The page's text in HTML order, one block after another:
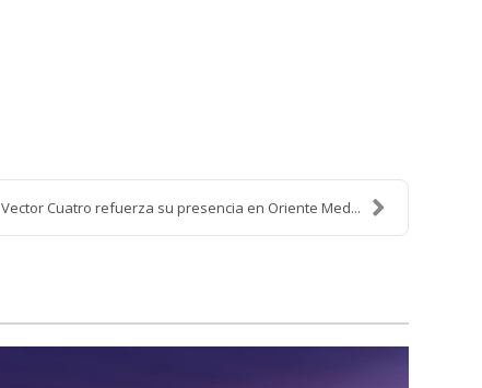
Vector Cuatro refuerza su presencia en Oriente Med...